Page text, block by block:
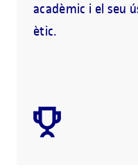
acadèmic i el seu
ètic.